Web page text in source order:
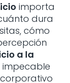
importa
dura
cómo
a la
impecable